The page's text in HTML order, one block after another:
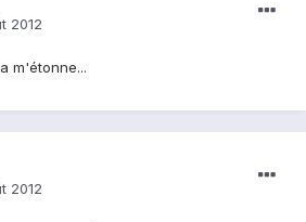
2012
m'étonne...
2012